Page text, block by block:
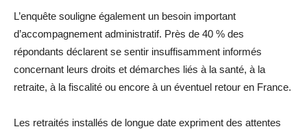
L’enquête souligne également un besoin important
d’accompagnement administratif. Près de 40 % des
répondants déclarent se sentir insuffisamment informés
concernant leurs droits et démarches liés à la santé, à la
retraite, à la fiscalité ou encore à un éventuel retour en France.
Les retraités installés de longue date expriment des attentes